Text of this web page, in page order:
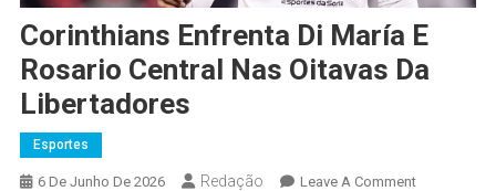
Corinthians Enfrenta Di María E
Rosario Central Nas Oitavas Da
Libertadores
Esportes
6 De Junho De 2026 Redação Leave A CommentOn